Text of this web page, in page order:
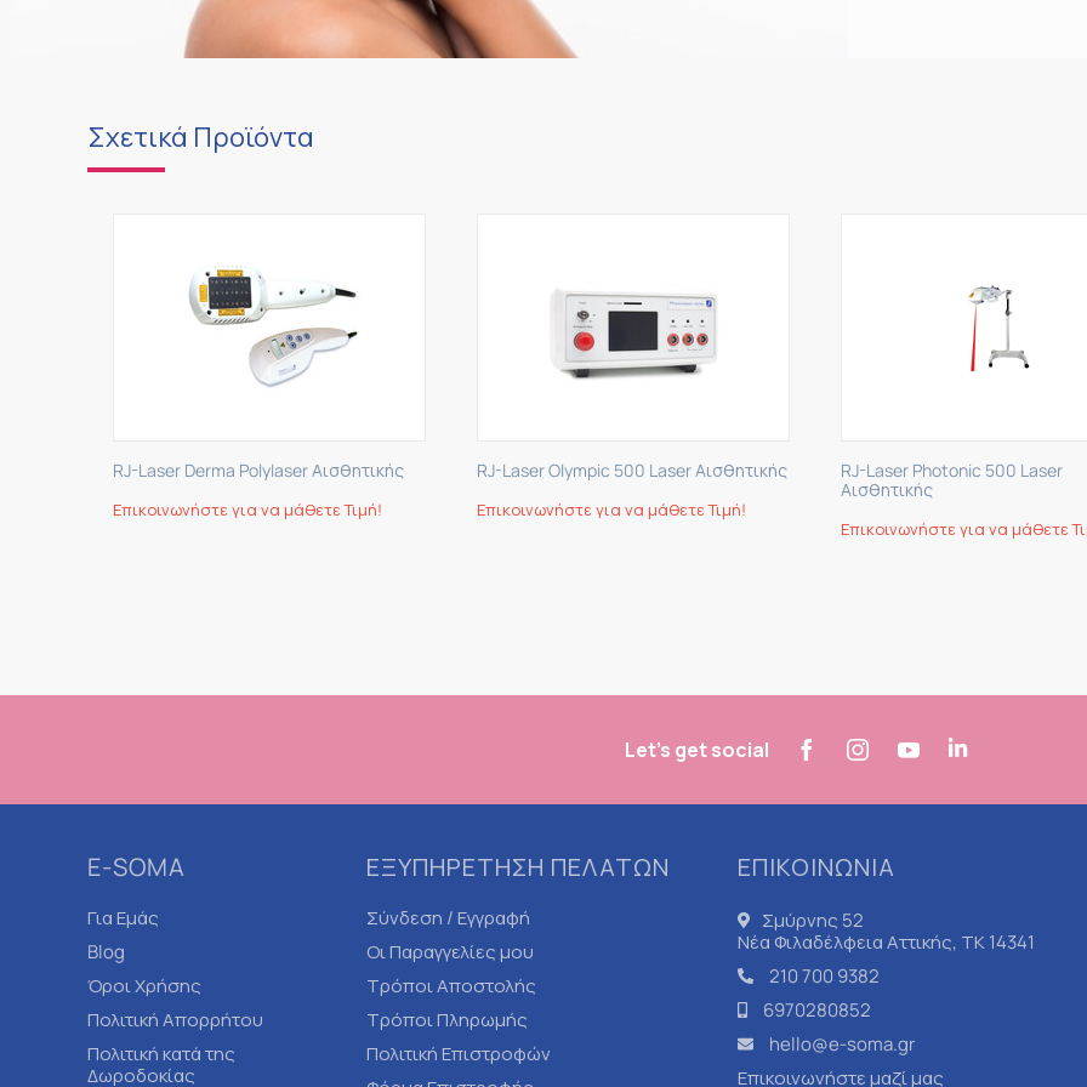
Σχετικά Προϊόντα
RJ-Laser Derma Polylaser Αισθητικής
Επικοινωνήστε για να μάθετε Τιμή!
RJ-Laser Olympic 500 Laser Αισθητικής
Επικοινωνήστε για να μάθετε Τιμή!
RJ-Laser Photonic 500 Laser
Αισθητικής
Επικοινωνήστε για να μάθετε
Let's get social
E-SOMA
Για Εμάς
Blog
Όροι Χρήσης
Πολιτική Απορρήτου
Πολιτική κατά της
Δωροδοκίας
ΕΞΥΠΗΡΕΤΗΣΗ ΠΕΛΑΤΩΝ
Σύνδεση / Εγγραφή
Οι Παραγγελίες μου
Τρόποι Αποστολής
Τρόποι Πληρωμής
Πολιτική Επιστροφών
ΕΠΙΚΟΙΝΩΝΙΑ
Σμύρνης 52
Νέα Φιλαδέλφεια Αττικής, ΤΚ 14341
210 700 9382
6970280852
hello@e-soma.gr
Επικοινωνήστε μαζί μας